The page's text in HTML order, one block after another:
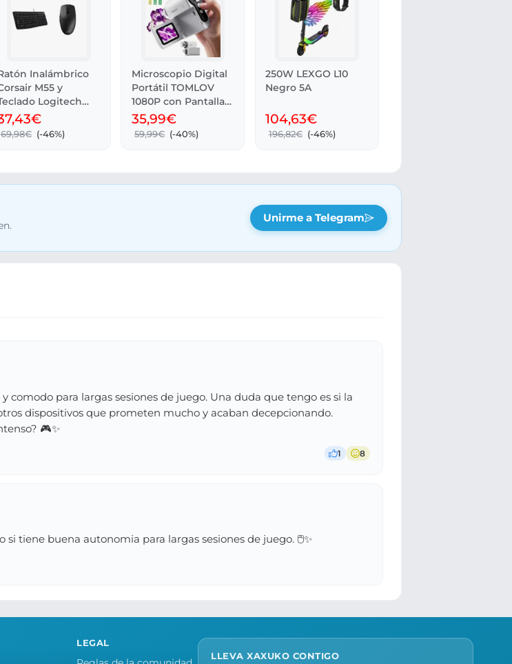
Inalámbrico
M55 y
Logitech
69,98€ (-46%)
Microscopio Digital
Portátil TOMLOV
1080P con Pantalla
LCD 2
35,99€
59,99€ (-40%)
250W LEXGO L10
Negro 5A
104,63€
196,82€ (-46%)
Unirme a Telegram
comodo para largas sesiones de juego. Una duda que tengo es si la
dispositivos que prometen mucho y acaban decepcionando.
🎮✨
1 8
tiene buena autonomia para largas sesiones de juego. 🖱️✨
LEGAL
LLEVA XAXUKO CONTIGO